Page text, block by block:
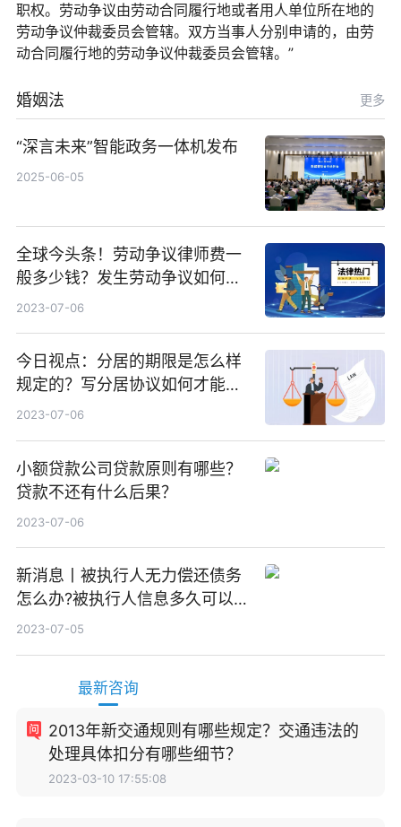
职权。劳动争议由劳动合同履行地或者用人单位所在地的
劳动争议仲裁委员会管辖。双方当事人分别申请的，由劳
动合同履行地的劳动争议仲裁委员会管辖。”
婚姻法 更多
“深言未来”智能政务一体机发布
2025-06-05
全球今头条！劳动争议律师费一
般多少钱？发生劳动争议如何算
工资？
2023-07-06
今日视点：分居的期限是怎么样
规定的？写分居协议如何才能有
效？
2023-07-06
小额贷款公司贷款原则有哪些？
贷款不还有什么后果？
2023-07-06
新消息丨被执行人无力偿还债务
怎么办?被执行人信息多久可以
消除?
2023-07-05
最新咨询
2013年新交通规则有哪些规定？交通违法的
处理具体扣分有哪些细节？
2023-03-10 17:55:08